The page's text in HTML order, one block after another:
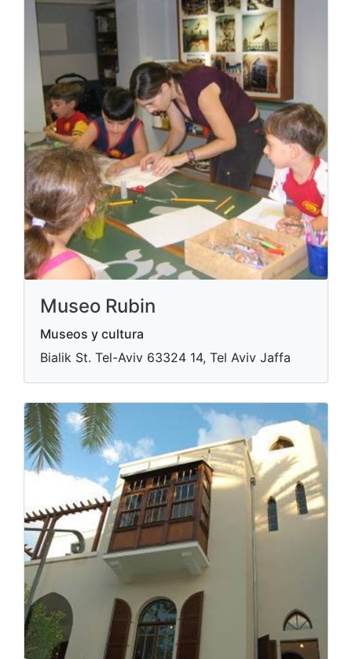
Museo Rubin
Museos y cultura
Bialik St. Tel-Aviv​ 63324 14, Tel Aviv Jaffa